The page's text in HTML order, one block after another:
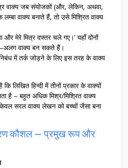
वाक्य जब संयोजकों (और, लेकिन, अथवा,
वाक्य बनाते हैं, तो उसे मिश्रित वाक्य
और मेरे मित्र दफ्तर चले गए।’ यहाँ दोनों
वाक्य बन सकते हैं।
में तर्क जोड़ने के लिए इस तरह के वाक्य
लिखित हिन्दी में तीनों प्रकार के वाक्यों
है – बहुत अधिक मिश्र/मिश्रित वाक्य
सरल वाक्य लेखन को बच्चों जैसा बना
कौशल – प्रमुख रूप और